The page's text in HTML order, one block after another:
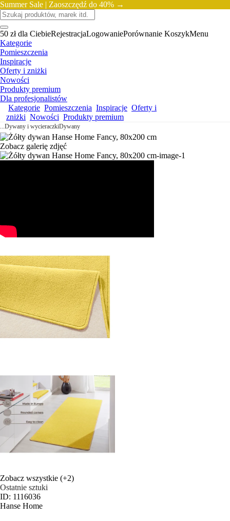
Summer Sale | Zaoszczędź do 40% →
50 zł dla CiebieRejestracjaLogowaniePorównanie KoszykMenu
Kategorie
Pomieszczenia
Inspiracje
Oferty i zniżki
Nowości
Produkty premium
Dla profesjonalistów
Kategorie Pomieszczenia Inspiracje Oferty i
zniżki Nowości Produkty premium
...Dywany i wycieraczkiDywany
Zobacz galerię zdjęć
Zobacz wszystkie (+2)
Ostatnie sztuki
ID: 1116036
Hanse Home